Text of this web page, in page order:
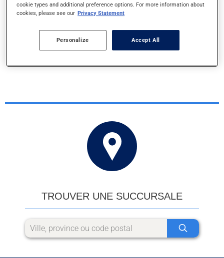
IMPRIMER
TROUVER UNE SUCCURSALE
cookie types and additional preference options. For more information about
cookies, please see our Privacy Statement
Personalize Accept All